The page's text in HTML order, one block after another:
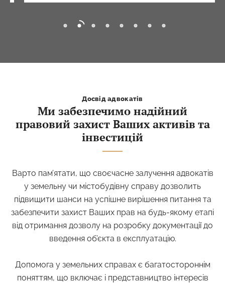
Досвід адвокатів
Ми забезпечимо надійний
правовий захист Ваших активів та
інвестицій
Варто пам’ятати, що своєчасне залучення адвокатів
у земельну чи містобудівну справу дозволить
підвищити шанси на успішне вирішення питання та
забезпечити захист Ваших прав на будь-якому етапі
від отримання дозволу на розробку документації до
введення об’єкта в експлуатацію.
Допомога у земельних справах є багатостороннім
поняттям, що включає і представництво інтересів